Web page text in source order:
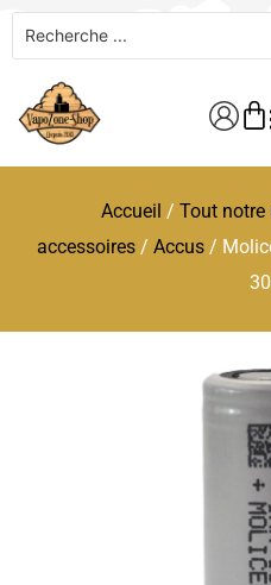
Accueil / Tout notre
accessoires/ Accus/